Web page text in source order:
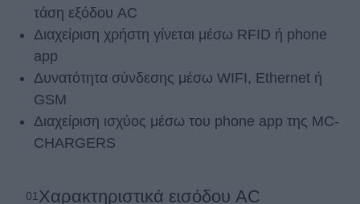
τάση εξόδου AC
Διαχείριση χρήστη γίνεται μέσω RFID ή phone
app
Δυνατότητα σύνδεσης μέσω WIFI, Ethernet ή
GSM
Διαχείριση ισχύος μέσω του phone app της MC-
CHARGERS
01 Xαρακτηρɩστɩκά εɩσόδου AC